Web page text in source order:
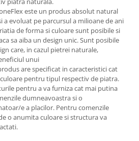
este un produs absolut natural
a evoluat pe parcursul a milioane de ani
de forma si culoare sunt posibile si
sa aiba un design unic. Sunt posibile
care, in cazul pietrei naturale,
unui
are specificat in caracteristici cat
pentru tipul respectiv de piatra.
pentru a va furniza cat mai putina
dumneavoastra si o
e a placilor. Pentru comenzile
o anumita culoare si structura va